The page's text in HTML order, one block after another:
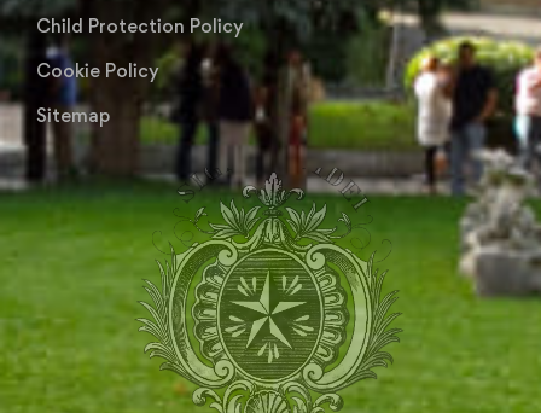
Child Protection Policy
Cookie Policy
Sitemap